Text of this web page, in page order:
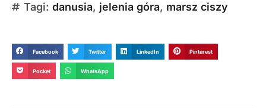
Tagi: danusia, jelenia góra, marsz ciszy
Facebook Twitter LinkedIn Pinterest
Pocket WhatsApp